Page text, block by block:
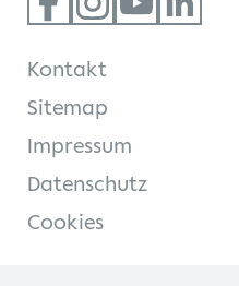
Kontakt
Sitemap
Impressum
Datenschutz
Cookies